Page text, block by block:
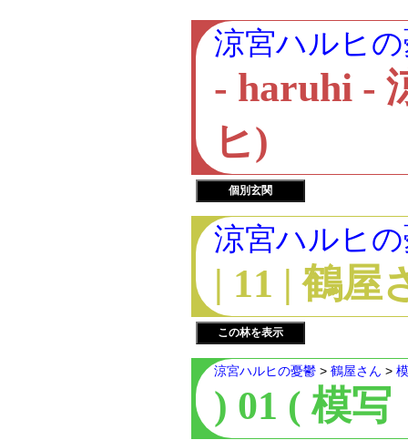
涼宮ハルヒ
- haruhi -
ヒ)
個別玄関
涼宮ハルヒ
| 11 | 鶴屋
この林を表示
涼宮ハルヒの憂鬱 > 鶴屋さん >
) 01 ( 模写